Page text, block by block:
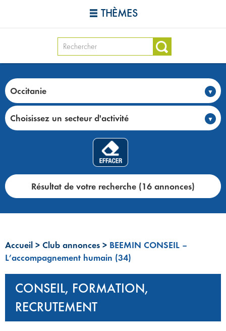
THÈMES
Occitanie
Choisissez un secteur d'activité
Résultat de votre recherche (16 annonces)
Accueil > Club annonces > BEEMIN CONSEIL –
L’accompagnement humain (34)
CONSEIL, FORMATION,
RECRUTEMENT